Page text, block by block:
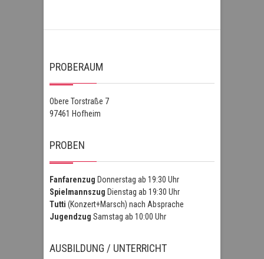
PROBERAUM
Obere Torstraße 7
97461 Hofheim
PROBEN
Fanfarenzug Donnerstag ab 19:30 Uhr
Spielmannszug Dienstag ab 19:30 Uhr
Tutti (Konzert+Marsch) nach Absprache
Jugendzug Samstag ab 10:00 Uhr
AUSBILDUNG / UNTERRICHT